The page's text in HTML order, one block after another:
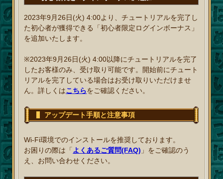
2023年9月26日(火) 4:00より、チュートリアルを完了し
た初心者が獲得できる「初心者限定ログインボーナス」
を追加いたします。
※2023年9月26日(火) 4:00以降にチュートリアルを完了
したお客様のみ、受け取り可能です。開始前にチュート
リアルを完了している場合はお受け取りいただけませ
ん。詳しくはこちらをご確認ください。
アップデート手順と注意事項
Wi-Fi環境でのインストールを推奨しております。
お困りの際は「よくあるご質問(FAQ) 」をご確認のう
え、お問い合わせください。